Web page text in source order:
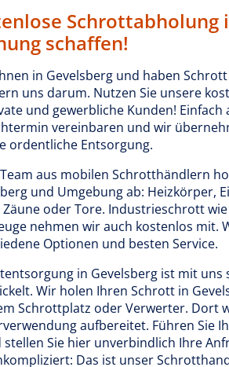
Schrottabholung
schaffen!
in Gevelsberg und haben
uns darum. Nutzen Sie unsere
und gewerbliche Kunden! Einfach
vereinbaren und wir
ordentliche Entsorgung.
aus mobilen Schrotthändlern
und Umgebung ab: Heizkörper,
Zäune oder Tore. Industrieschrott
nehmen wir auch kostenlos mit.
Optionen und besten Service.
in Gevelsberg ist mit uns
Wir holen Ihren Schrott in
Schrottplatz oder Verwerter. Dort
aufbereitet. Führen Sie
stellen Sie hier unverbindlich Ihre
Das ist unser